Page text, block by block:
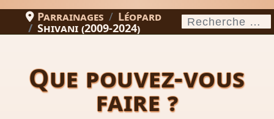
Parrainages Léopard
Shivani (2009-2024)
Rechercher
Que pouvez-vous
faire ?